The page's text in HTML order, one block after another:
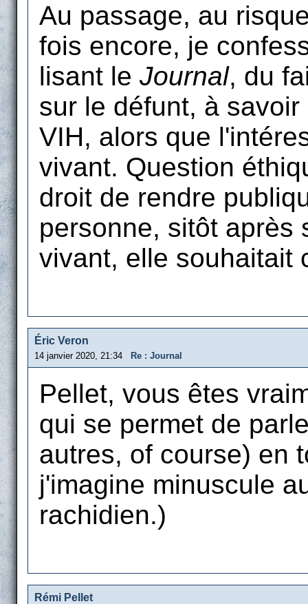
Au passage, au
fois encore, je
lisant le Journal, du
sur le défunt, à
VIH, alors que
vivant. Question
droit de rendre
personne, sitôt après
vivant, elle souhaitait
Éric Veron
14 janvier 2020, 21:34 Re : Journal
Pellet, vous êtes
qui se permet de
autres, of course) en
j'imagine minuscule
rachidien.)
Rémi Pellet